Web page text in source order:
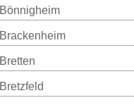
Bönnigheim
Brackenheim
Bretten
Bretzfeld